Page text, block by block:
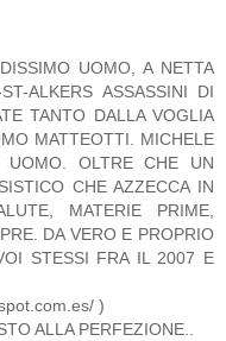
UOMO, A NETTA
ALKERS ASSASSINI DI
TANTO DALLA VOGLIA
MATTEOTTI. MICHELE
UOMO. OLTRE CHE UN
CHE AZZECCA IN
MATERIE PRIME,
DA VERO E PROPRIO
STESSI FRA IL 2007 E
)
ALLA PERFEZIONE..